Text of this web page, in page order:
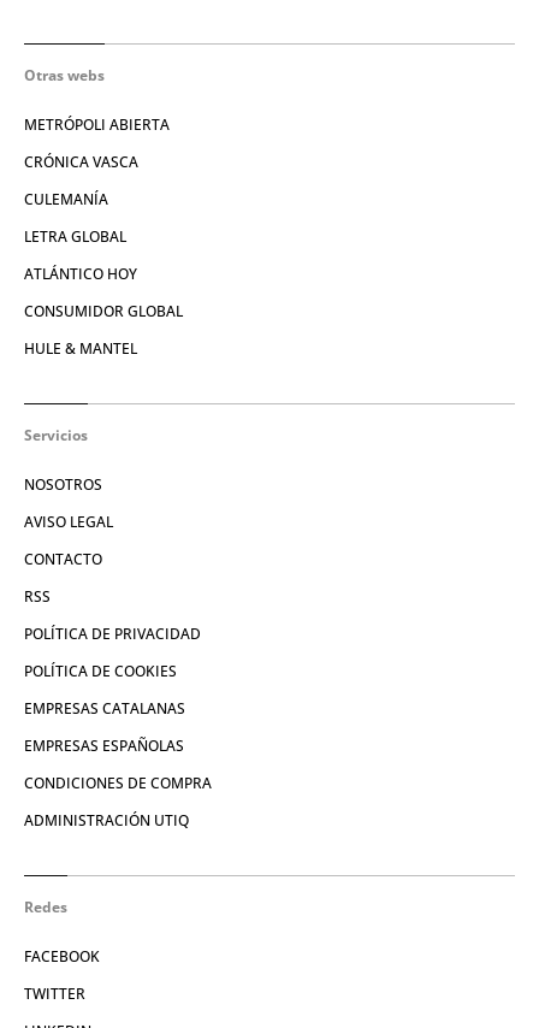
Otras webs
METRÓPOLI ABIERTA
CRÓNICA VASCA
CULEMANÍA
LETRA GLOBAL
ATLÁNTICO HOY
CONSUMIDOR GLOBAL
HULE & MANTEL
Servicios
NOSOTROS
AVISO LEGAL
CONTACTO
RSS
POLÍTICA DE PRIVACIDAD
POLÍTICA DE COOKIES
EMPRESAS CATALANAS
EMPRESAS ESPAÑOLAS
CONDICIONES DE COMPRA
ADMINISTRACIÓN UTIQ
Redes
FACEBOOK
TWITTER